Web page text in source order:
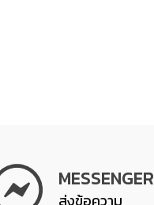
MESSENGER
ส่งข้อความ